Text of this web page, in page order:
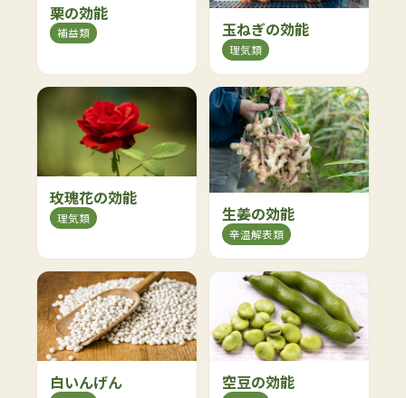
栗の効能
補益類 玉ねぎの効能
理気類
玫瑰花の効能
理気類 生姜の効能
辛温解表類
白いんげん 空豆の効能